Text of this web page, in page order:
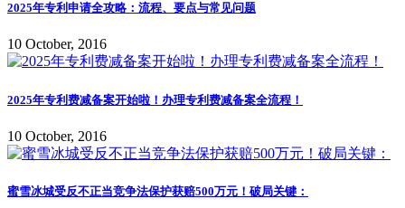
2025年专利申请全攻略：流程、要点与常见问题
10 October, 2016
2025年专利费减备案开始啦！办理专利费减备案全流程！
10 October, 2016
蜜雪冰城受反不正当竞争法保护获赔500万元！破局关键：